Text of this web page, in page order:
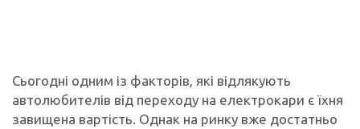
Сьогодні одним із факторів, які відлякують
автолюбителів від переходу на електрокари є їхня
завищена вартість. Однак на ринку вже достатньо